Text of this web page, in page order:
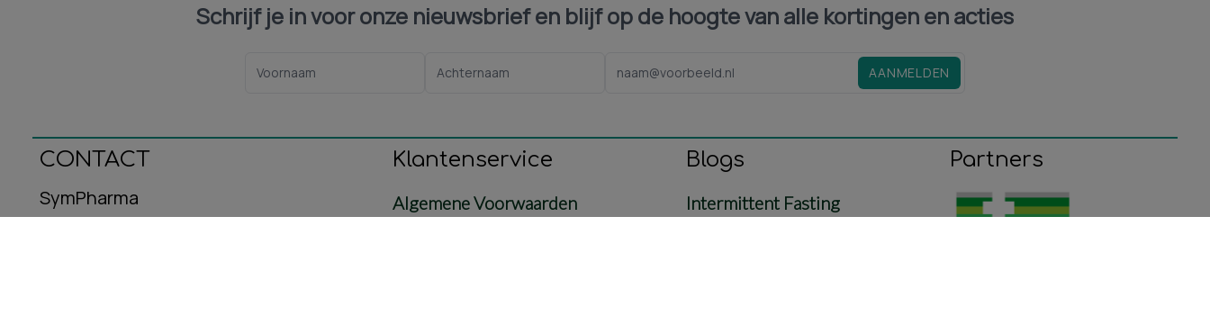
Schrijf je in voor onze nieuwsbrief en blijf op de hoogte van alle kortingen en acties
AANMELDEN
CONTACT
SymPharma
Oeralstraat 12
Klantenservice
Algemene Voorwaarden
Blogs
Intermittent Fasting
Partners